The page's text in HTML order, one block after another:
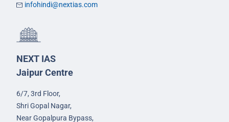
infohindi@nextias.com
NEXT IAS
Jaipur Centre
6/7, 3rd Floor,
Shri Gopal Nagar,
Near Gopalpura Bypass,